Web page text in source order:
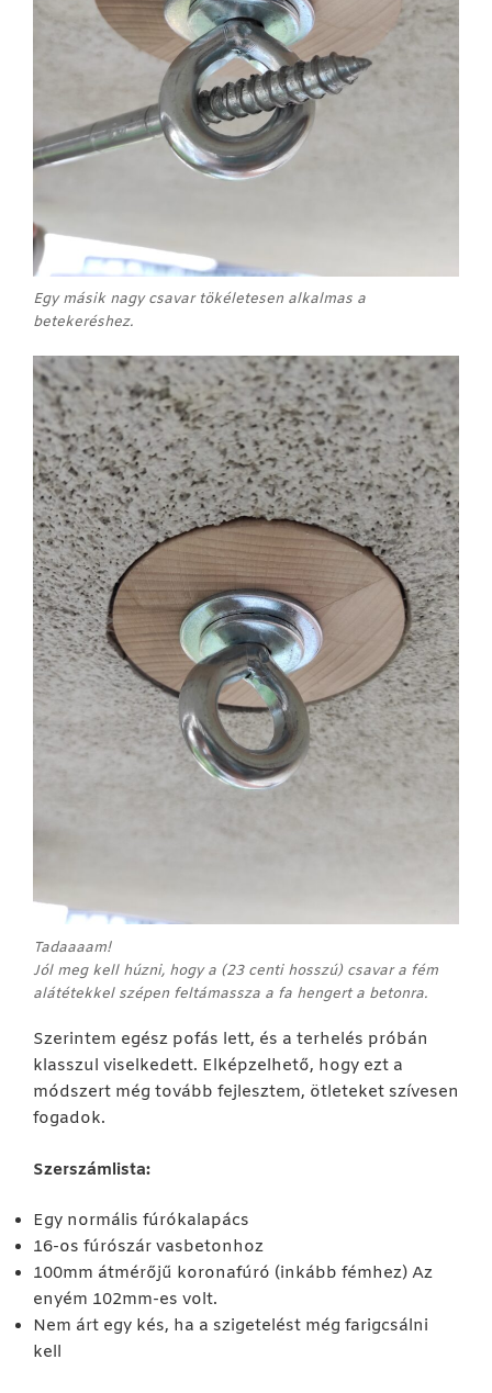
Egy másik nagy csavar tökéletesen alkalmas a
betekeréshez.
Tadaaaam!
Jól meg kell húzni, hogy a (23 centi hosszú) csavar a fém
alátétekkel szépen feltámassza a fa hengert a betonra.
Szerintem egész pofás lett, és a terhelés próbán
klasszul viselkedett. Elképzelhető, hogy ezt a
módszert még tovább fejlesztem, ötleteket szívesen
fogadok.
Szerszámlista:
Egy normális fúrókalapács
16-os fúrószár vasbetonhoz
100mm átmérőjű koronafúró (inkább fémhez) Az
enyém 102mm-es volt.
Nem árt egy kés, ha a szigetelést még farigcsálni
kell